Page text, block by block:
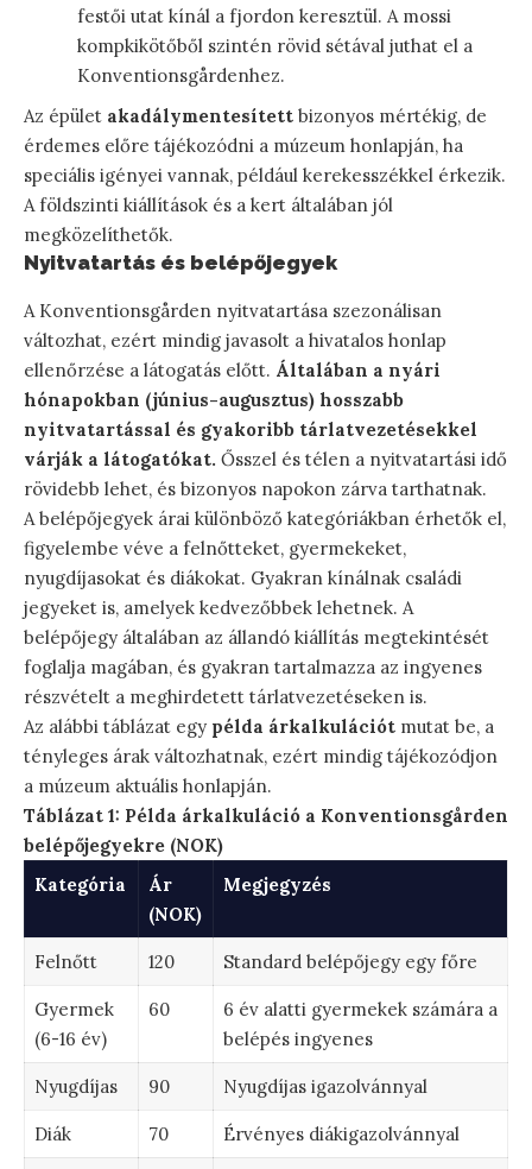
festői utat kínál a fjordon keresztül. A mossi
kompkikötőből szintén rövid sétával juthat el a
Konventionsgårdenhez.
Az épület akadálymentesített bizonyos mértékig, de
érdemes előre tájékozódni a múzeum honlapján, ha
speciális igényei vannak, például kerekesszékkel érkezik.
A földszinti kiállítások és a kert általában jól
megközelíthetők.
Nyitvatartás és belépőjegyek
A Konventionsgården nyitvatartása szezonálisan
változhat, ezért mindig javasolt a hivatalos honlap
ellenőrzése a látogatás előtt. Általában a nyári
hónapokban (június-augusztus) hosszabb
nyitvatartással és gyakoribb tárlatvezetésekkel
várják a látogatókat. Ősszel és télen a nyitvatartási idő
rövidebb lehet, és bizonyos napokon zárva tarthatnak.
A belépőjegyek árai különböző kategóriákban érhetők el,
figyelembe véve a felnőtteket, gyermekeket,
nyugdíjasokat és diákokat. Gyakran kínálnak családi
jegyeket is, amelyek kedvezőbbek lehetnek. A
belépőjegy általában az állandó kiállítás megtekintését
foglalja magában, és gyakran tartalmazza az ingyenes
részvételt a meghirdetett tárlatvezetéseken is.
Az alábbi táblázat egy példa árkalkulációt mutat be, a
tényleges árak változhatnak, ezért mindig tájékozódjon
a múzeum aktuális honlapján.
Táblázat 1: Példa árkalkuláció a Konventionsgården
belépőjegyekre (NOK)
Kategória
Ár
(NOK)
Megjegyzés
Felnőtt 120 Standard belépőjegy egy főre
Gyermek
(6-16 év)
60
6 év alatti gyermekek számára a
belépés ingyenes
Nyugdíjas 90 Nyugdíjas igazolvánnyal
Diák 70 Érvényes diákigazolvánnyal